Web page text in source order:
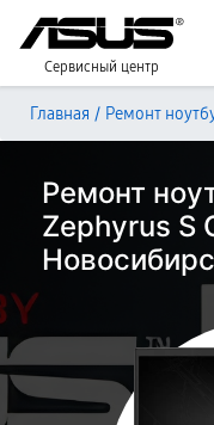
Сервисный центр
Главная / Ремонт
Ремонт
Zephyrus S